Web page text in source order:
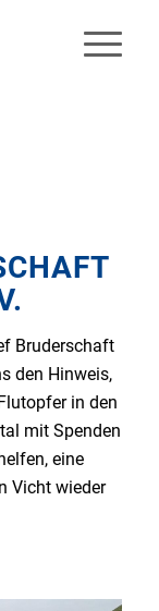
Bruderschaft
den Hinweis,
in den
mit Spenden
eine
Vicht wieder